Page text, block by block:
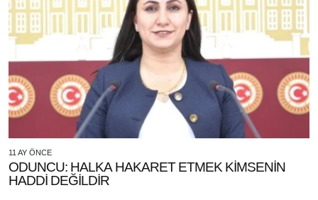
11 AY ÖNCE
ODUNCU: HALKA HAKARET ETMEK KİMSENİN
HADDİ DEĞİLDİR